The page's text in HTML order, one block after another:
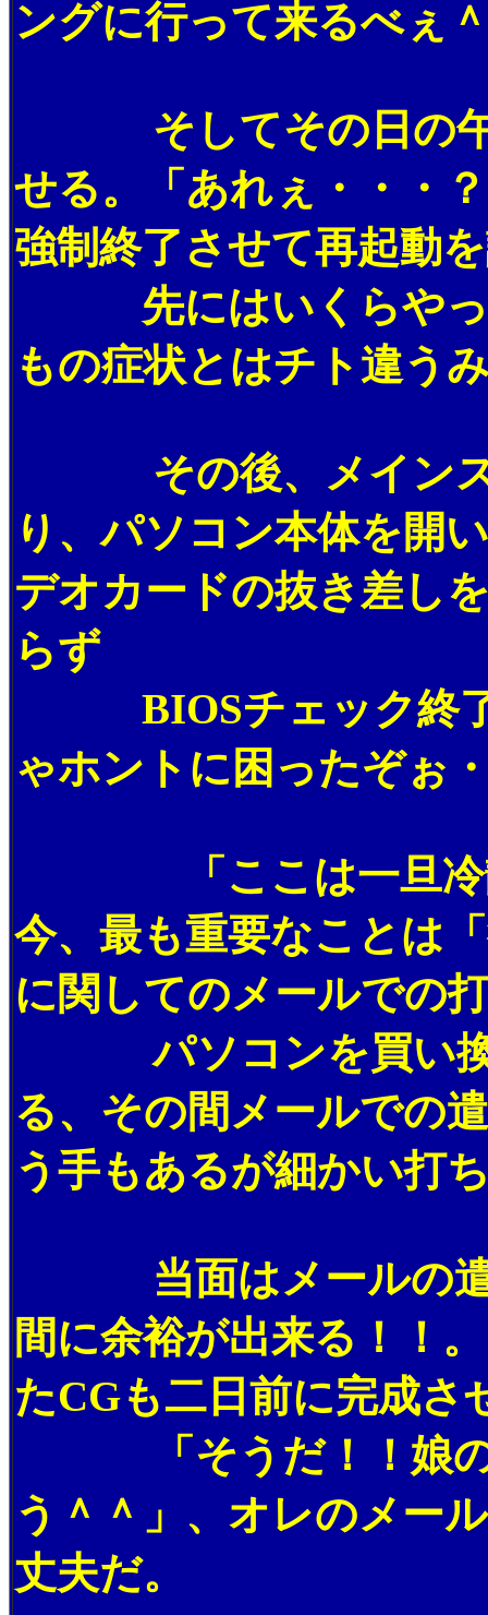
ングに行って来るべぇ
そしてその日の午
せる。「あれぇ・・・
強制終了させて再起動
先にはいくらやっ
もの症状とはチト違う
その後、メインス
り、パソコン本体を開
デオカードの抜き差し
らず
BIOSチェック終了
ゃホントに困ったぞぉ
「ここは一旦冷静
今、最も重要なことは
に関してのメールでの
パソコンを買い換
る、その間メールでの
う手もあるが細かい打
当面はメールの遣
間に余裕が出来る！！
たCGも二日前に完成さ
「そうだ！！娘の
う＾＾」、オレのメー
丈夫だ。